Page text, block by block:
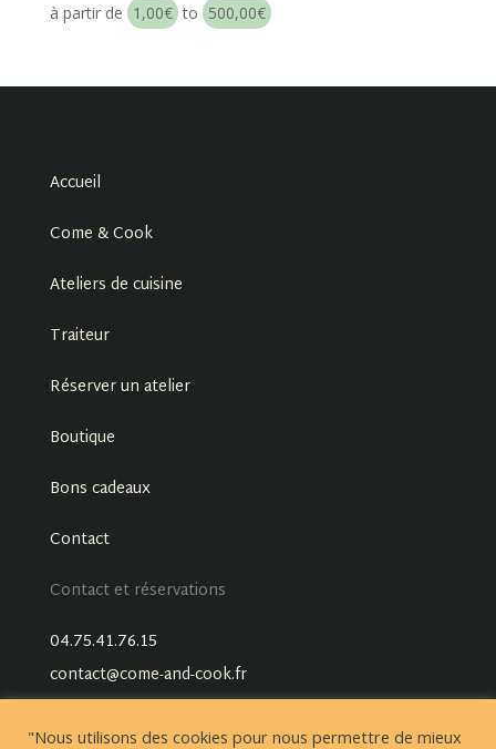
à partir de 1,00€ to 500,00€
Accueil
Come & Cook
Ateliers de cuisine
Traiteur
Réserver un atelier
Boutique
Bons cadeaux
Contact
Contact et réservations
04.75.41.76.15
contact@come-and-cook.fr
"Nous utilisons des cookies pour nous permettre de mieux